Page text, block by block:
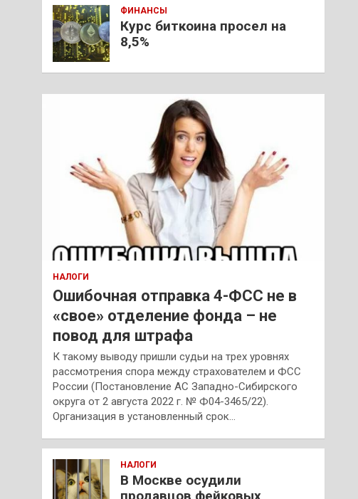
ФИНАНСЫ
Курс биткоина просел на
8,5%
НАЛОГИ
Ошибочная отправка 4-ФСС не в
«свое» отделение фонда – не
повод для штрафа
К такому выводу пришли судьи на трех уровнях
рассмотрения спора между страхователем и ФСС
России (Постановление АС Западно-Сибирского
округа от 2 августа 2022 г. № Ф04-3465/22).
Организация в установленный срок…
НАЛОГИ
В Москве осудили